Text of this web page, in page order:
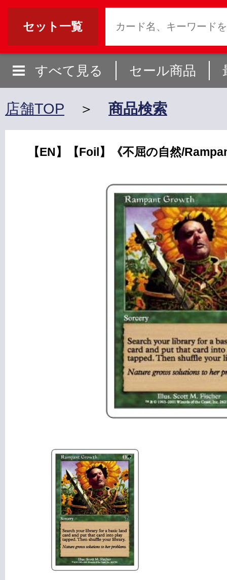
セット一覧
すべて見る セール商品
店舗TOP ＞ 商品検索
【EN】【Foil】《不屈の自然/